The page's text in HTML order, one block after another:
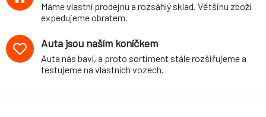
Máme vlastní prodejnu a rozsáhlý sklad. Většinu zboží
expedujeme obratem.
Auta jsou naším koníčkem
Auta nás baví, a proto sortiment stále rozšiřujeme a
testujeme na vlastních vozech.